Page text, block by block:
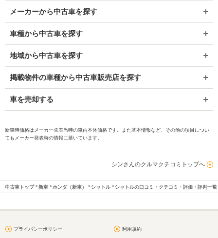
メーカーから中古車を探す
車種から中古車を探す
地域から中古車を探す
掲載物件の車種から中古車販売店を探す
車を売却する
新車時価格はメーカー発表当時の車両本体価格です。また基本情報など、その他の項目につい
てもメーカー発表時の情報に基いています。
シンさんのクルマクチコミトップへ
中古車トップ 新車 ホンダ（新車） シャトル シャトルの口コミ・クチコミ・評価・評判一覧
プライバシーポリシー 利用規約